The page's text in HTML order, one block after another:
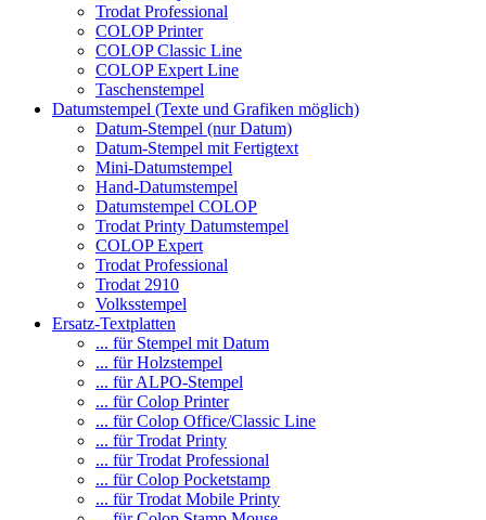
Trodat Professional
COLOP Printer
COLOP Classic Line
COLOP Expert Line
Taschenstempel
Datumstempel (Texte und Grafiken möglich)
Datum-Stempel (nur Datum)
Datum-Stempel mit Fertigtext
Mini-Datumstempel
Hand-Datumstempel
Datumstempel COLOP
Trodat Printy Datumstempel
COLOP Expert
Trodat Professional
Trodat 2910
Volksstempel
Ersatz-Textplatten
... für Stempel mit Datum
... für Holzstempel
... für ALPO-Stempel
... für Colop Printer
... für Colop Office/Classic Line
... für Trodat Printy
... für Trodat Professional
... für Colop Pocketstamp
... für Trodat Mobile Printy